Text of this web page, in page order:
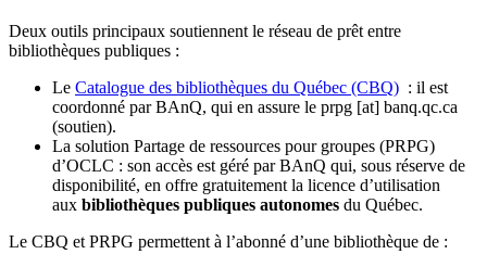
Deux outils principaux soutiennent le réseau de prêt entre
bibliothèques publiques :
Le Catalogue des bibliothèques du Québec (CBQ) : il est
coordonné par BAnQ, qui en assure le prpg [at] banq.qc.ca
(soutien).
La solution Partage de ressources pour groupes (PRPG)
d’OCLC : son accès est géré par BAnQ qui, sous réserve de
disponibilité, en offre gratuitement la licence d’utilisation
aux bibliothèques publiques autonomes du Québec.
Le CBQ et PRPG permettent à l’abonné d’une bibliothèque de :